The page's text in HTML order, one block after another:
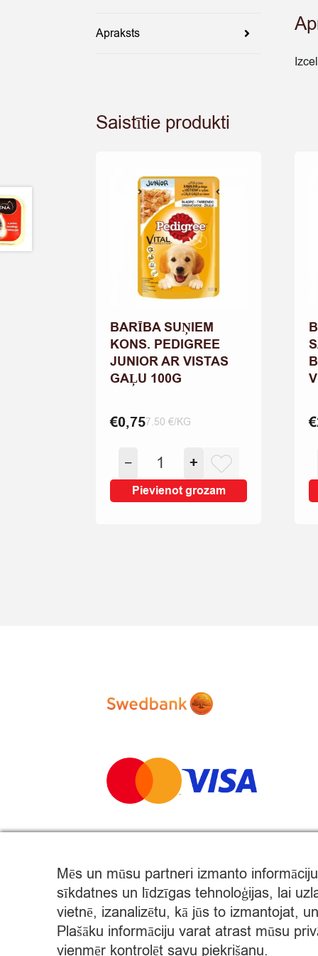
Apraksts
Saistītie produkti
BARĪBA SUŅIEM
KONS. PEDIGREE
JUNIOR AR VISTAS
GAĻU 100G
€0,757.50 €/KG
−
BARĪBA
SUŅIEM
KONS.
PEDIGREE
+
Pievienot grozam
€
© Citro Rēzekne 2026
SPECIĀLĀ ATĻAUJA ALKOHOLISKO DZĒRIENU
Mēs un mūsu partneri izmanto
sīkdatnes un līdzīgas tehnoloģijas, lai
vietnē, izanalizētu, kā jūs to izmantojat,
Plašāku informāciju varat atrast mūsu
vienmēr kontrolēt savu piekrišanu.